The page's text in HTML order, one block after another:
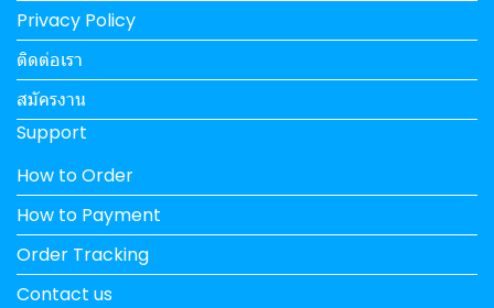
Privacy Policy
ติดต่อเรา
สมัครงาน
Support
How to Order
How to Payment
Order Tracking
Contact us